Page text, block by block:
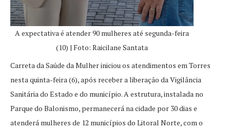
A expectativa é atender 90 mulheres até segunda-feira
(10) | Foto: Raicilane Santata
Carreta da Saúde da Mulher iniciou os atendimentos em Torres
nesta quinta-feira (6), após receber a liberação da Vigilância
Sanitária do Estado e do município. A estrutura, instalada no
Parque do Balonismo, permanecerá na cidade por 30 dias e
atenderá mulheres de 12 municípios do Litoral Norte, com o